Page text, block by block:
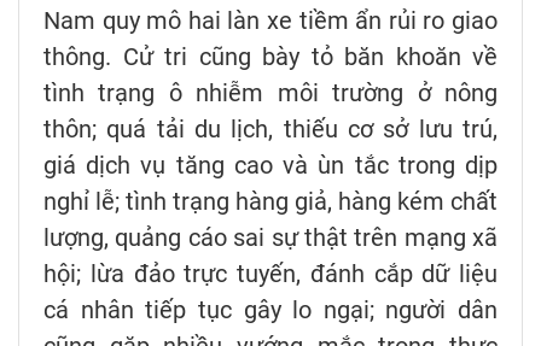
Nam quy mô hai làn xe tiềm ẩn rủi ro giao
thông. Cử tri cũng bày tỏ băn khoăn về
tình trạng ô nhiễm môi trường ở nông
thôn; quá tải du lịch, thiếu cơ sở lưu trú,
giá dịch vụ tăng cao và ùn tắc trong dịp
nghỉ lễ; tình trạng hàng giả, hàng kém chất
lượng, quảng cáo sai sự thật trên mạng xã
hội; lừa đảo trực tuyến, đánh cắp dữ liệu
cá nhân tiếp tục gây lo ngại; người dân